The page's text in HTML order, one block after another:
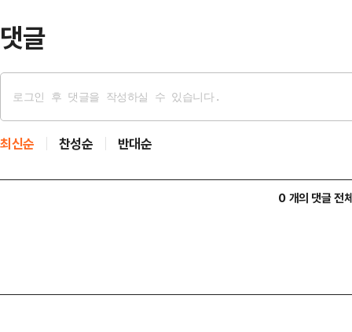
댓글
최신순 찬성순 반대순
0 개의 댓글 전